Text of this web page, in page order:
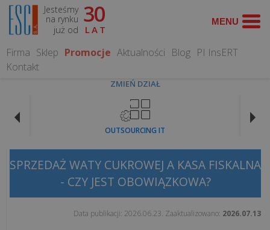
Jesteśmy
na rynku
już od
30
LAT
Firma Sklep Promocje Aktualności Blog PI InsERT
Kontakt
ZMIEŃ DZIAŁ
OUTSOURCING IT
TEMATY
FISKALNE
Koniec
NIP
kasie
fiskalnej.
SPRZEDAŻ WATY CUKROWEJ A KASA FISKALNA
- CZY JEST OBOWIĄZKOWA?
Data publikacji: 2026.06.23. Zaaktualizowano: 2026.07.13